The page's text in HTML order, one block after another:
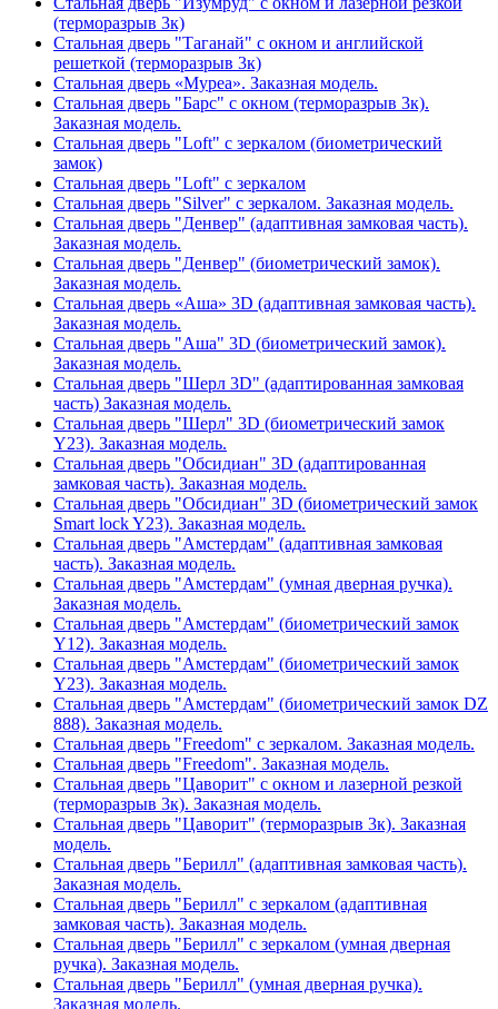
(терморазрыв 3к)
Стальная дверь "Таганай" с окном и английской
решеткой (терморазрыв 3к)
Стальная дверь «Муреа». Заказная модель.
Стальная дверь "Барс" с окном (терморазрыв 3к).
Заказная модель.
Стальная дверь "Loft" с зеркалом (биометрический
замок)
Стальная дверь "Loft" с зеркалом
Стальная дверь "Silver" с зеркалом. Заказная модель.
Стальная дверь "Денвер" (адаптивная замковая часть).
Заказная модель.
Стальная дверь "Денвер" (биометрический замок).
Заказная модель.
Стальная дверь «Аша» 3D (адаптивная замковая часть).
Заказная модель.
Стальная дверь "Аша" 3D (биометрический замок).
Заказная модель.
Стальная дверь "Шерл 3D" (адаптированная замковая
часть) Заказная модель.
Стальная дверь "Шерл" 3D (биометрический замок
Y23). Заказная модель.
Стальная дверь "Обсидиан" 3D (адаптированная
замковая часть). Заказная модель.
Стальная дверь "Обсидиан" 3D (биометрический замок
Smart lock Y23). Заказная модель.
Стальная дверь "Амстердам" (адаптивная замковая
часть). Заказная модель.
Стальная дверь "Амстердам" (умная дверная ручка).
Заказная модель.
Стальная дверь "Амстердам" (биометрический замок
Y12). Заказная модель.
Стальная дверь "Амстердам" (биометрический замок
Y23). Заказная модель.
Стальная дверь "Амстердам" (биометрический замок DZ
888). Заказная модель.
Стальная дверь "Freedom" с зеркалом. Заказная модель.
Стальная дверь "Freedom". Заказная модель.
Стальная дверь "Цаворит" с окном и лазерной резкой
(терморазрыв 3к). Заказная модель.
Стальная дверь "Цаворит" (терморазрыв 3к). Заказная
модель.
Стальная дверь "Берилл" (адаптивная замковая часть).
Заказная модель.
Стальная дверь "Берилл" с зеркалом (адаптивная
замковая часть). Заказная модель.
Стальная дверь "Берилл" с зеркалом (умная дверная
ручка). Заказная модель.
Стальная дверь "Берилл" (умная дверная ручка).
Заказная модель.